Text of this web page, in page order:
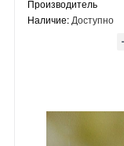
Производитель
Наличие:Доступно